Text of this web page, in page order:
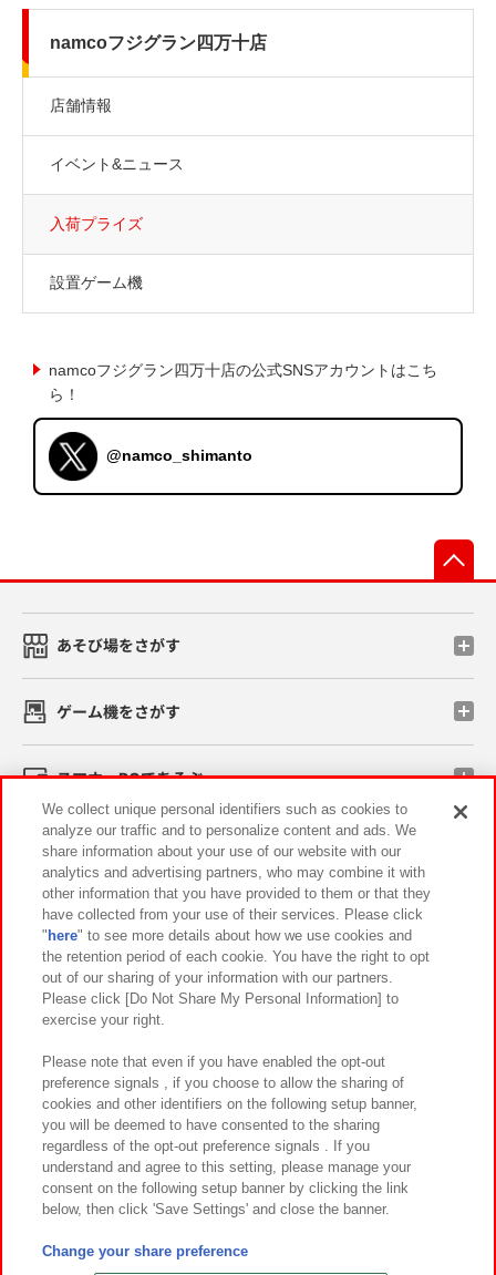
namcoフジグラン四万十店
店舗情報
イベント&ニュース
入荷プライズ
設置ゲーム機
namcoフジグラン四万十店の公式SNSアカウントはこち
ら！
@namco_shimanto
あそび場をさがす
ゲーム機をさがす
スマホ・PCであそぶ
イベント・キャンペーン
関連会社 サステナビリティ サイトポリシー
プライバシーポリシー ウェブアクセシビリティ方針と検証結果
お取引先さまとともに
カスタマーハラスメント対応方針 よくあるご質問・お問い合わせ
©Bandai Namco Amusement Inc.
©Bandai Namco Amusement Lab Inc.
We collect unique personal identifiers such as cookies to
analyze our traffic and to personalize content and ads. We
share information about your use of our website with our
analytics and advertising partners, who may combine it with
other information that you have provided to them or that they
have collected from your use of their services. Please click
" here" to see more details about how we use cookies and
the retention period of each cookie. You have the right to opt
out of our sharing of your information with our partners.
Please click [Do Not Share My Personal Information] to
exercise your right.
Please note that even if you have enabled the opt-out
preference signals , if you choose to allow the sharing of
cookies and other identifiers on the following setup banner,
you will be deemed to have consented to the sharing
regardless of the opt-out preference signals . If you
understand and agree to this setting, please manage your
consent on the following setup banner by clicking the link
below, then click 'Save Settings' and close the banner.
Change your share preference